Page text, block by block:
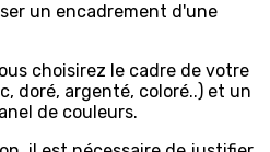
un encadrement d'une
choisirez le cadre de votre
doré, argenté, coloré..) et un
de couleurs.